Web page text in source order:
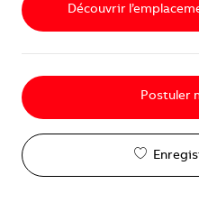
Découvrir
Postuler